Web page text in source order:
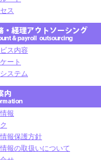
ス
ス内容
ート
ステム
報
報保護方針
報の取扱いについて